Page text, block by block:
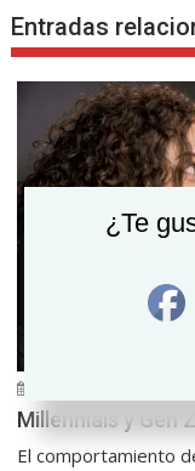
Entradas
Millennials y Gen
El comportamiento
¿Te